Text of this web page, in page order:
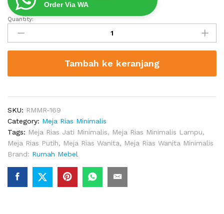
Order Via WA
Meja
Rias
Terbaru
Klasik
quantity
Quantity:
Tambah ke keranjang
SKU: RMMR-169
Category: Meja Rias Minimalis
Tags: Meja Rias Jati Minimalis, Meja Rias Minimalis Lampu,
Meja Rias Putih, Meja Rias Wanita, Meja Rias Wanita Minimalis
Brand: Rumah Mebel